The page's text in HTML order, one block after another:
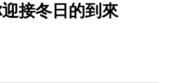
接冬日的到來